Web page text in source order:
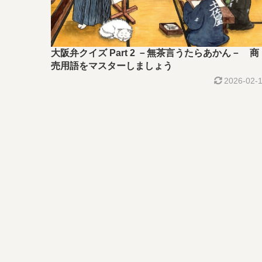
大阪弁クイズ Part 2 －無茶言うたらあかん－ 商
売用語をマスターしましょう
2026-02-